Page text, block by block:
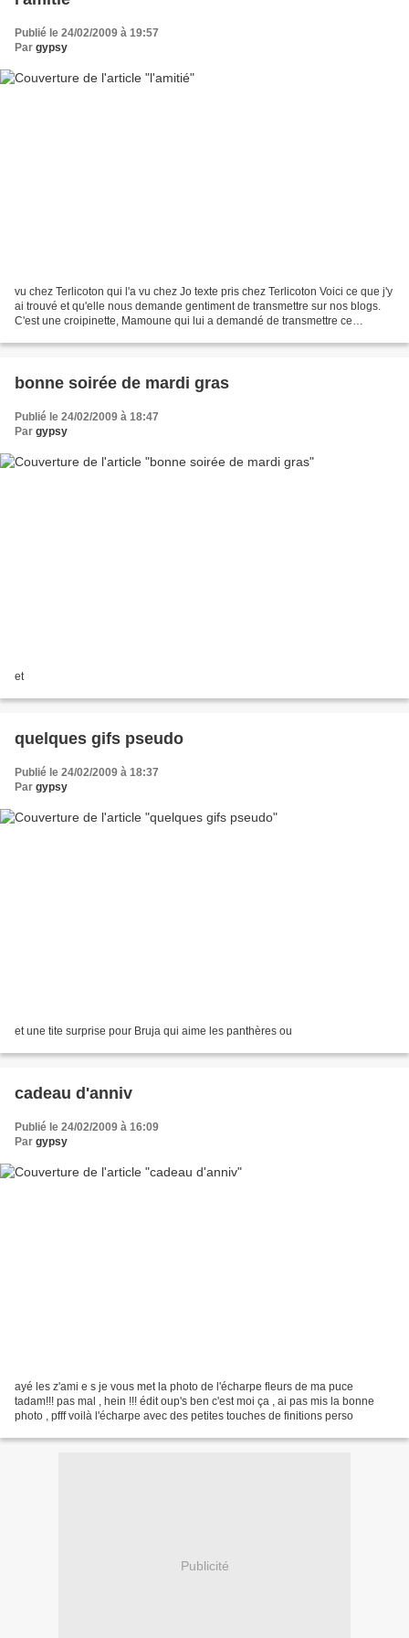
Publié le 24/02/2009 à 19:57
Par gypsy
vu chez Terlicoton qui l'a vu chez Jo texte pris chez Terlicoton Voici ce que j'y
ai trouvé et qu'elle nous demande gentiment de transmettre sur nos blogs.
C'est une croipinette, Mamoune qui lui a demandé de transmettre ce
bonne soirée de mardi gras
Publié le 24/02/2009 à 18:47
Par gypsy
et
quelques gifs pseudo
Publié le 24/02/2009 à 18:37
Par gypsy
et une tite surprise pour Bruja qui aime les panthères ou
cadeau d'anniv
Publié le 24/02/2009 à 16:09
Par gypsy
ayé les z'ami e s je vous met la photo de l'écharpe fleurs de ma puce
tadam!!! pas mal , hein !!! édit oup's ben c'est moi ça , ai pas mis la bonne
photo , pfff voilà l'écharpe avec des petites touches de finitions perso
Publicité